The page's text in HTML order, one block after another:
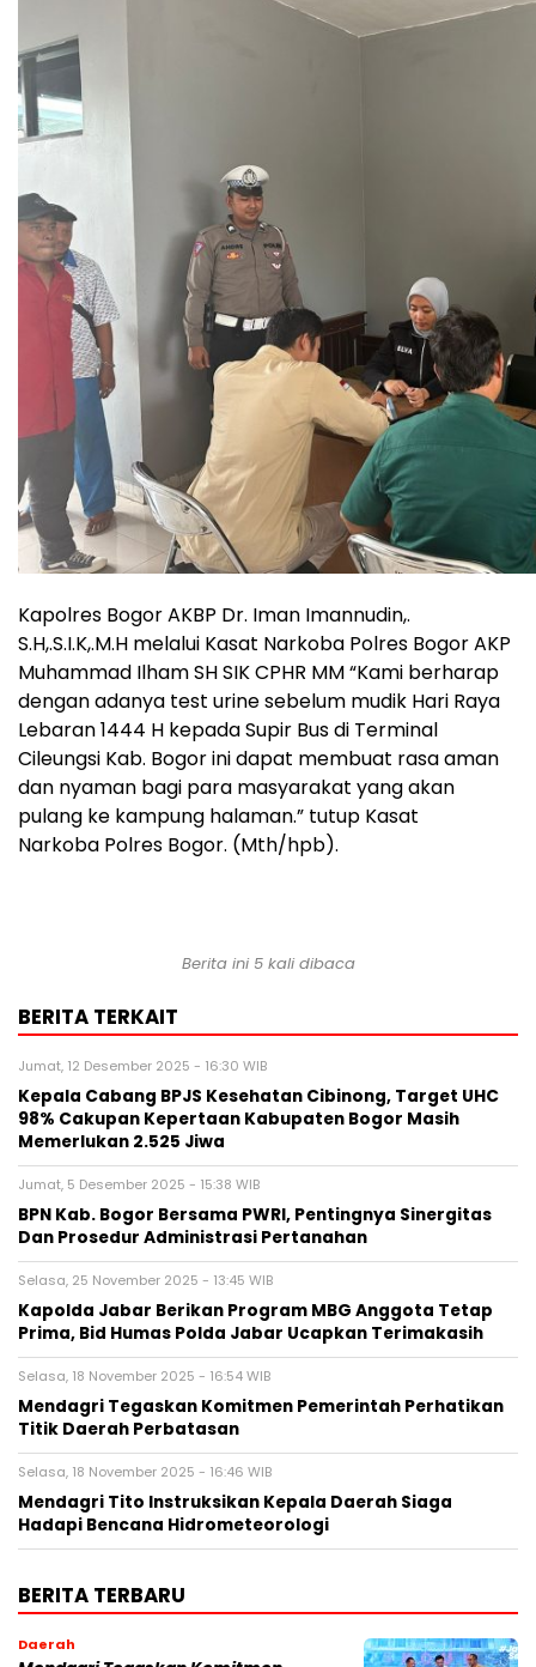
Kapolres Bogor AKBP Dr. Iman Imannudin,.
S.H,.S.I.K,.M.H melalui Kasat Narkoba Polres Bogor AKP
Muhammad Ilham SH SIK CPHR MM “Kami berharap
dengan adanya test urine sebelum mudik Hari Raya
Lebaran 1444 H kepada Supir Bus di Terminal
Cileungsi Kab. Bogor ini dapat membuat rasa aman
dan nyaman bagi para masyarakat yang akan
pulang ke kampung halaman.” tutup Kasat
Narkoba Polres Bogor. (Mth/hpb).
Berita ini 5 kali dibaca
BERITA TERKAIT
Jumat, 12 Desember 2025 - 16:30 WIB
Kepala Cabang BPJS Kesehatan Cibinong, Target UHC
98% Cakupan Kepertaan Kabupaten Bogor Masih
Memerlukan 2.525 Jiwa
Jumat, 5 Desember 2025 - 15:38 WIB
BPN Kab. Bogor Bersama PWRI, Pentingnya Sinergitas
Dan Prosedur Administrasi Pertanahan
Selasa, 25 November 2025 - 13:45 WIB
Kapolda Jabar Berikan Program MBG Anggota Tetap
Prima, Bid Humas Polda Jabar Ucapkan Terimakasih
Selasa, 18 November 2025 - 16:54 WIB
Mendagri Tegaskan Komitmen Pemerintah Perhatikan
Titik Daerah Perbatasan
Selasa, 18 November 2025 - 16:46 WIB
Mendagri Tito Instruksikan Kepala Daerah Siaga
Hadapi Bencana Hidrometeorologi
BERITA TERBARU
Daerah